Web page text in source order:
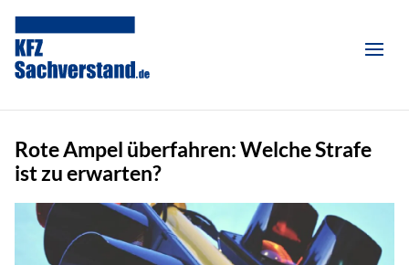
Rote Ampel überfahren: Welche Strafe
ist zu erwarten?